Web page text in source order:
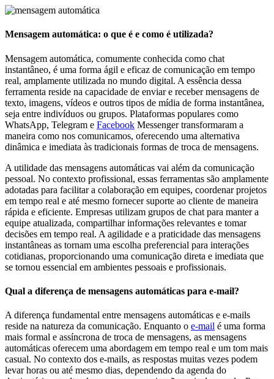
Mensagem
Automática:
o
que
é
e
6
exemplos
de
Mensagem automática: o que é e como é utilizada?
Mensagem automática, comumente conhecida como chat
instantâneo, é uma forma ágil e eficaz de comunicação em tempo
real, amplamente utilizada no mundo digital. A essência dessa
ferramenta reside na capacidade de enviar e receber mensagens de
texto, imagens, vídeos e outros tipos de mídia de forma instantânea,
seja entre indivíduos ou grupos. Plataformas populares como
WhatsApp, Telegram e Facebook Messenger transformaram a
maneira como nos comunicamos, oferecendo uma alternativa
dinâmica e imediata às tradicionais formas de troca de mensagens.
A utilidade das mensagens automáticas vai além da comunicação
pessoal. No contexto profissional, essas ferramentas são amplamente
adotadas para facilitar a colaboração em equipes, coordenar projetos
em tempo real e até mesmo fornecer suporte ao cliente de maneira
rápida e eficiente. Empresas utilizam grupos de chat para manter a
equipe atualizada, compartilhar informações relevantes e tomar
decisões em tempo real. A agilidade e a praticidade das mensagens
instantâneas as tornam uma escolha preferencial para interações
cotidianas, proporcionando uma comunicação direta e imediata que
se tornou essencial em ambientes pessoais e profissionais.
Qual a diferença de mensagens automáticas para e-mail?
A diferença fundamental entre mensagens automáticas e e-mails
reside na natureza da comunicação. Enquanto o e-mail é uma forma
mais formal e assíncrona de troca de mensagens, as mensagens
automáticas oferecem uma abordagem em tempo real e um tom mais
casual. No contexto dos e-mails, as respostas muitas vezes podem
levar horas ou até mesmo dias, dependendo da agenda do